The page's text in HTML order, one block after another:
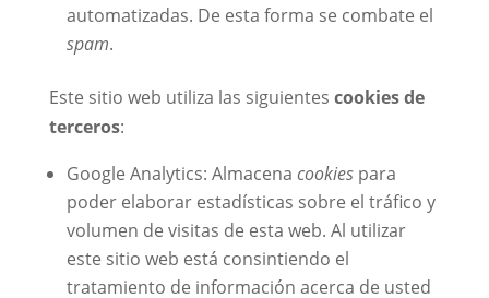
automatizadas. De esta forma se combate el
spam.
Este sitio web utiliza las siguientes cookies de
terceros:
Google Analytics: Almacena cookiespara
poder elaborar estadísticas sobre el tráfico y
volumen de visitas de esta web. Al utilizar
este sitio web está consintiendo el
tratamiento de información acerca de usted